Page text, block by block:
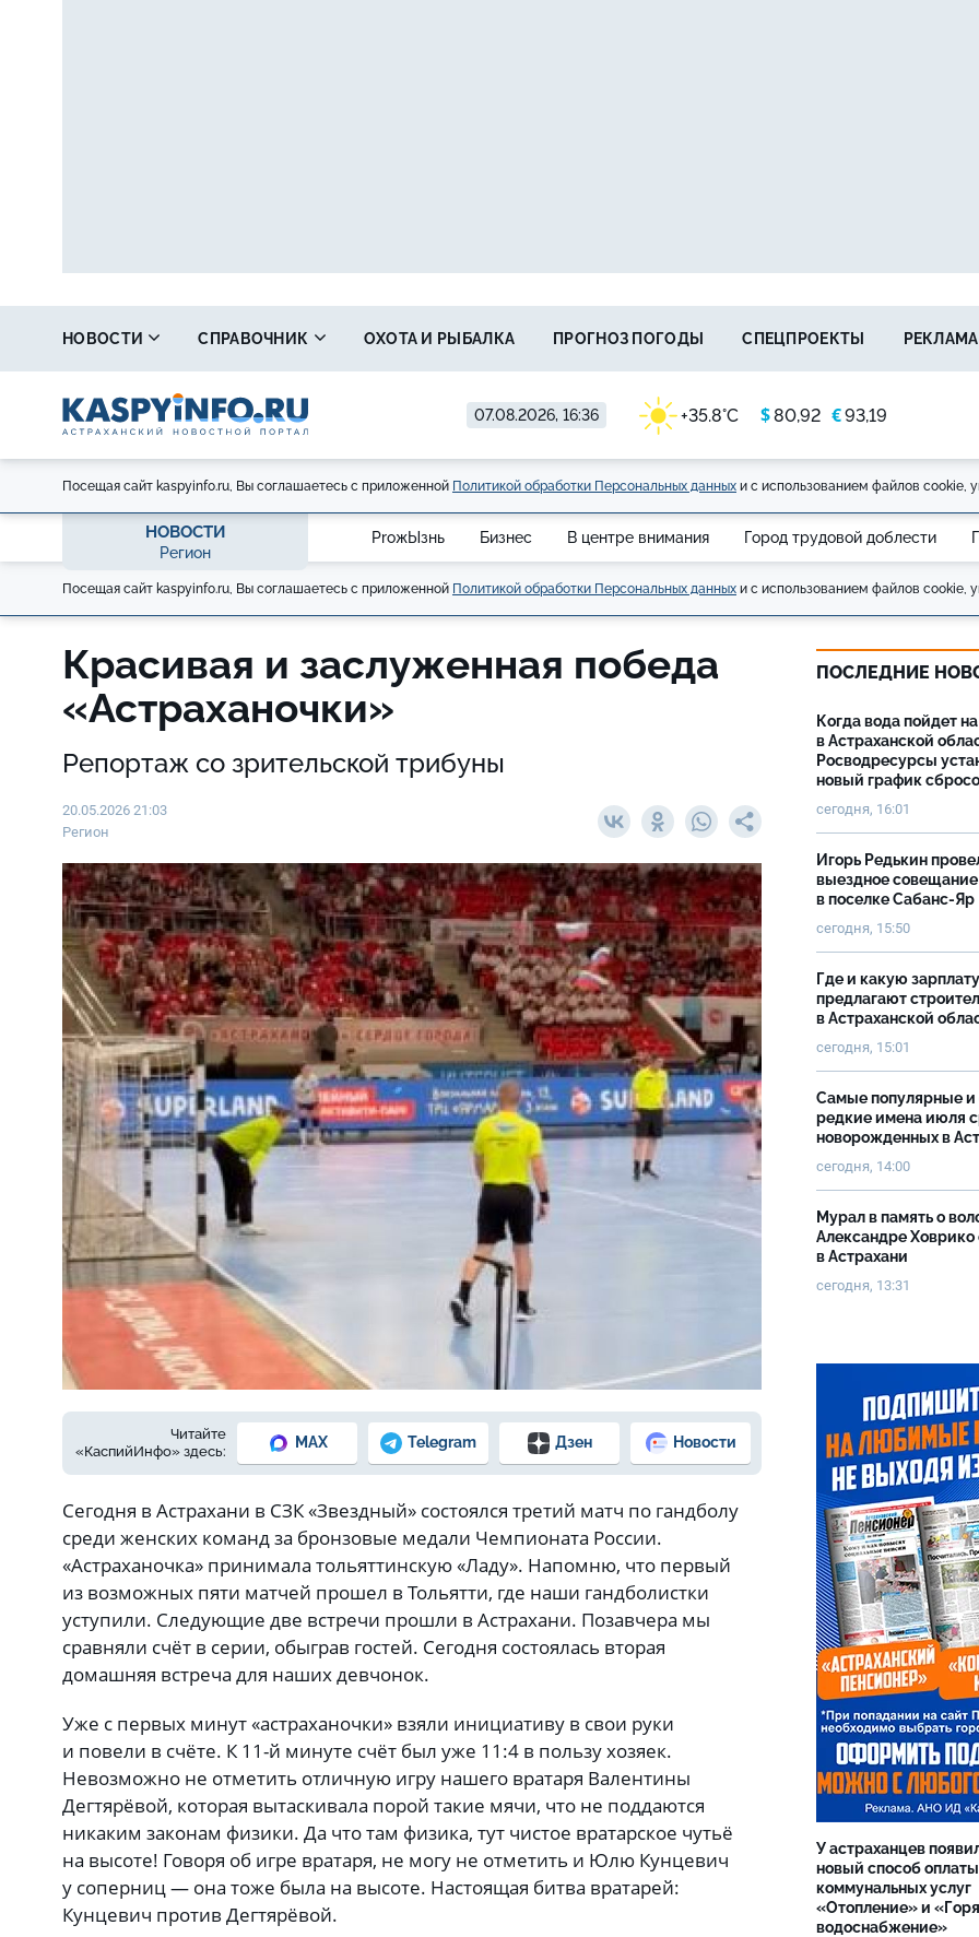
07.08.2026, 16:36 +35.8°C $80,92 €93,19
НОВОСТИ СПРАВОЧНИК ОХОТА И РЫБАЛКА ПРОГНОЗ ПОГОДЫ СПЕЦПРОЕКТЫ
Посещая сайт kaspyinfo.ru, Вы соглашаетесь с приложенной Политикой обработки Персональных данных и с использованием файлов cookie,
НОВОСТИ
Регион
ProжЫзнь Бизнес В центре внимания Город трудовой доблести
Посещая сайт kaspyinfo.ru, Вы соглашаетесь с приложенной Политикой обработки Персональных данных и с использованием файлов cookie,
Красивая и заслуженная победа
«Астраханочки»
Репортаж со зрительской трибуны
20.05.2026 21:03
Регион
Фото: Р. Мухтарова
Читайте
«КаспийИнфо» здесь:
MAX Telegram Дзен Новости
Сегодня в Астрахани в СЗК «Звездный» состоялся третий матч по гандболу
среди женских команд за бронзовые медали Чемпионата России.
«Астраханочка» принимала тольяттинскую «Ладу». Напомню, что первый
из возможных пяти матчей прошел в Тольятти, где наши гандболистки
уступили. Следующие две встречи прошли в Астрахани. Позавчера мы
сравняли счёт в серии, обыграв гостей. Сегодня состоялась вторая
домашняя встреча для наших девчонок.
Уже с первых минут «астраханочки» взяли инициативу в свои руки
и повели в счёте. К 11-й минуте счёт был уже 11:4 в пользу хозяек.
Невозможно не отметить отличную игру нашего вратаря Валентины
Дегтярёвой, которая вытаскивала порой такие мячи, что не поддаются
никаким законам физики. Да что там физика, тут чистое вратарское чутьё
на высоте! Говоря об игре вратаря, не могу не отметить и Юлю Кунцевич
у соперниц — она тоже была на высоте. Настоящая битва вратарей:
Кунцевич против Дегтярёвой.
ПОСЛЕДНИЕ
Когда вода пойдет
в Астраханской
Росводресурсы
новый график
сегодня, 16:01
Игорь Редькин
выездное совещание
в поселке Сабанс-Яр
сегодня, 15:50
Где и какую зарплату
предлагают
в Астраханской
сегодня, 15:01
Самые популярные
редкие имена июля
новорожденных в
сегодня, 14:00
Мурал в память о
Александре Ховрико
в Астрахани
сегодня, 13:31
У астраханцев
новый способ оплаты
коммунальных услуг
«Отопление» и
водоснабжение»